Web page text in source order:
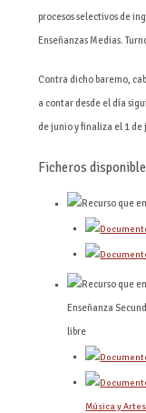
procesos selectivos de
Enseñanzas Medias.
Contra dicho baremo,
a contar desde el día
de junio y finaliza el 1 de
Ficheros
Enseñanza
libre
Música y